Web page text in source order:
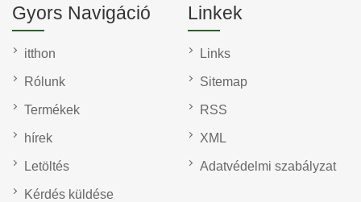
Gyors Navigáció
itthon
Rólunk
Termékek
hírek
Letöltés
Kérdés küldése
Linkek
Links
Sitemap
RSS
XML
Adatvédelmi szabályzat